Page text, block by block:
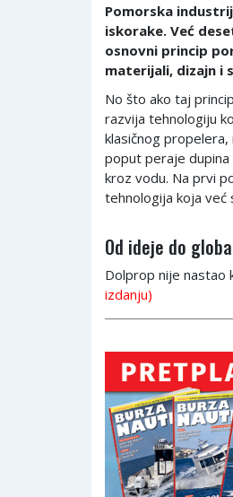
Pomorska
iskorake. Već
osnovni princip
materijali, dizajn i
No što ako taj
razvija tehnologiju
klasičnog
poput peraje dupina
kroz vodu. Na prvi
tehnologija koja već
Od ideje do
Dolprop nije nastao
izdanju)